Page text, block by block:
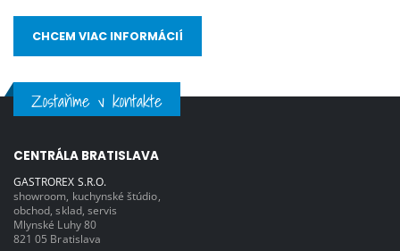
CHCEM VIAC INFORMÁCIÍ
Zostaňme v kontakte
CENTRÁLA BRATISLAVA
GASTROREX S.R.O.
showroom, kuchynské štúdio,
obchod, sklad, servis
Mlynské Luhy 80
821 05 Bratislava